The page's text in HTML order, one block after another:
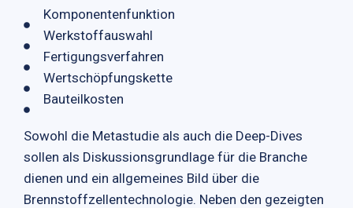
Komponentenfunktion
Werkstoffauswahl
Fertigungsverfahren
Wertschöpfungskette
Bauteilkosten
Sowohl die Metastudie als auch die Deep-Dives
sollen als Diskussionsgrundlage für die Branche
dienen und ein allgemeines Bild über die
Brennstoffzellentechnologie. Neben den gezeigten